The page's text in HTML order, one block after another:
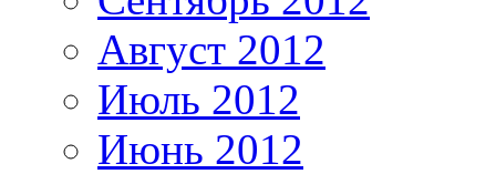
Август 2012
Июль 2012
Июнь 2012